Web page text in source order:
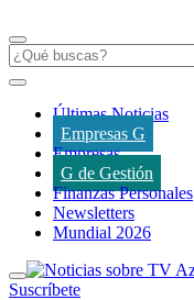
Últimas Noticias
Empresas G
Empresas
G de Gestión
Finanzas Personales
Newsletters
Mundial 2026
Suscríbete